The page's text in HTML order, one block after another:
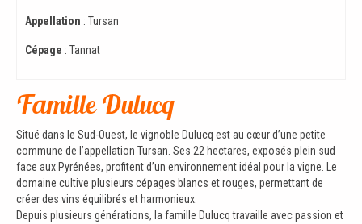
Appellation : Tursan
Cépage : Tannat
Famille Dulucq
Situé dans le Sud-Ouest, le vignoble Dulucq est au cœur d’une petite
commune de l’appellation Tursan. Ses 22 hectares, exposés plein sud
face aux Pyrénées, profitent d’un environnement idéal pour la vigne. Le
domaine cultive plusieurs cépages blancs et rouges, permettant de
créer des vins équilibrés et harmonieux.
Depuis plusieurs générations, la famille Dulucq travaille avec passion et